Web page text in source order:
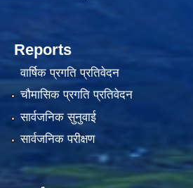
Reports
वार्षिक प्रगति प्रतिवेदन
चौमासिक प्रगति प्रतिवेदन
सार्वजनिक सुनुवाई
सार्वजनिक परीक्षण